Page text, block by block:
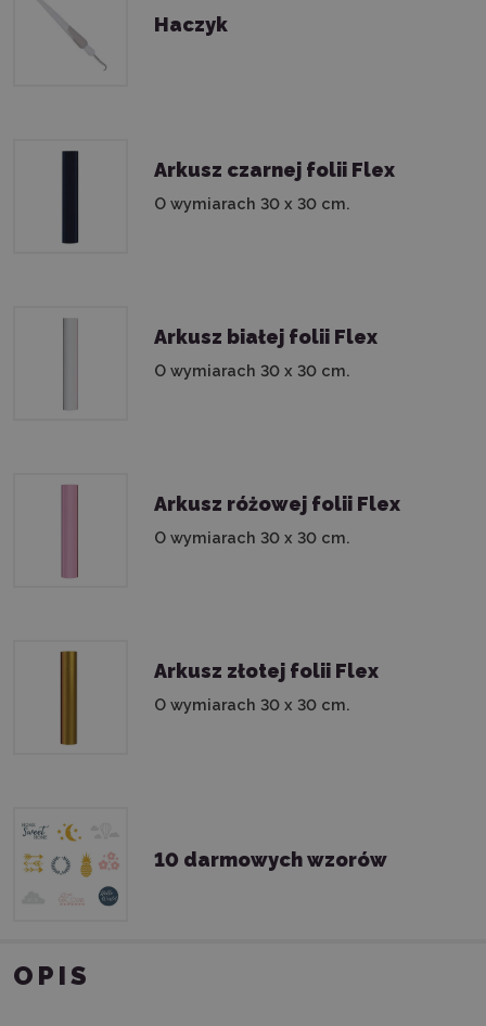
Haczyk
Arkusz czarnej folii Flex
O wymiarach 30 x 30 cm.
Arkusz białej folii Flex
O wymiarach 30 x 30 cm.
Arkusz różowej folii Flex
O wymiarach 30 x 30 cm.
Arkusz złotej folii Flex
O wymiarach 30 x 30 cm.
10 darmowych wzorów
OPIS